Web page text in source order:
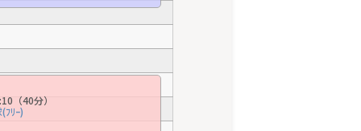
（40分）
ﾌﾘｰ)